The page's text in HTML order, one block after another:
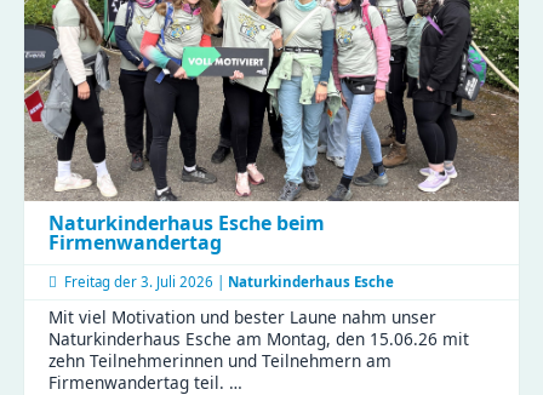
Naturkinderhaus Esche beim
Firmenwandertag
Freitag der 3. Juli 2026 | Naturkinderhaus Esche
Mit viel Motivation und bester Laune nahm unser
Naturkinderhaus Esche am Montag, den 15.06.26 mit
zehn Teilnehmerinnen und Teilnehmern am
Firmenwandertag teil. …